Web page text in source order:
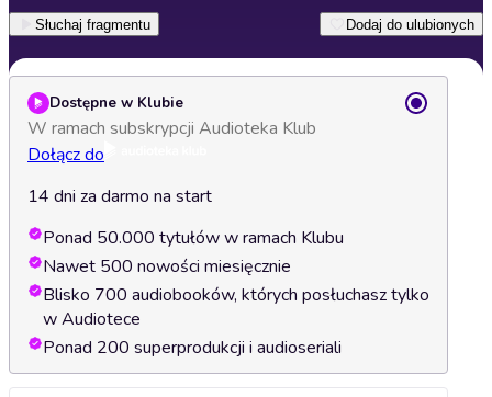
Słuchaj fragmentu Dodaj do ulubionych
Dostępne w Klubie
W ramach subskrypcji Audioteka Klub
Dołącz do
14 dni za darmo na start
Ponad 50.000 tytułów w ramach Klubu
Nawet 500 nowości miesięcznie
Blisko 700 audiobooków, których posłuchasz tylko
w Audiotece
Ponad 200 superprodukcji i audioseriali